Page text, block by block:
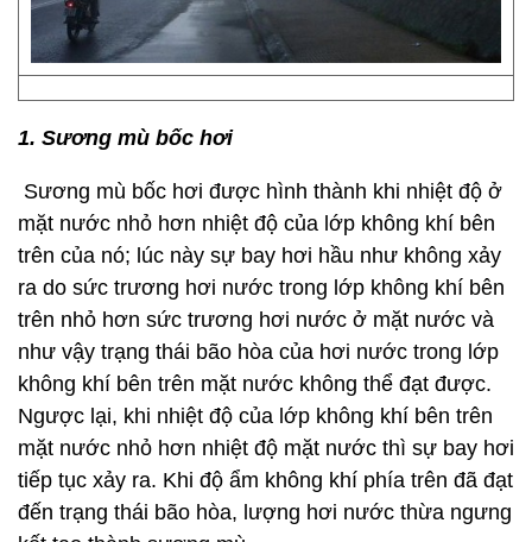
1. Sương mù bốc hơi
Sương mù bốc hơi được hình thành khi nhiệt độ ở
mặt nước nhỏ hơn nhiệt độ của lớp không khí bên
trên của nó; lúc này sự bay hơi hầu như không xảy
ra do sức trương hơi nước trong lớp không khí bên
trên nhỏ hơn sức trương hơi nước ở mặt nước và
như vậy trạng thái bão hòa của hơi nước trong lớp
không khí bên trên mặt nước không thể đạt được.
Ngược lại, khi nhiệt độ của lớp không khí bên trên
mặt nước nhỏ hơn nhiệt độ mặt nước thì sự bay hơi
tiếp tục xảy ra. Khi độ ẩm không khí phía trên đã đạt
đến trạng thái bão hòa, lượng hơi nước thừa ngưng